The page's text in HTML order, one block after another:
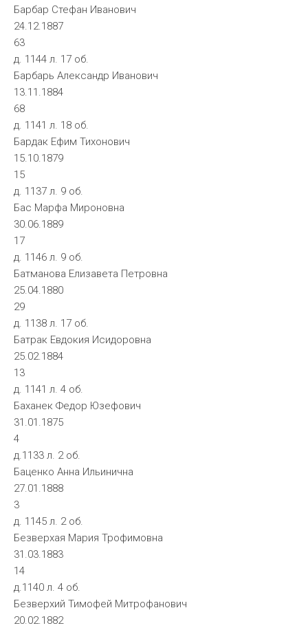
Барбар Стефан Иванович
24.12.1887
63
д. 1144 л. 17 об.
Барбарь Александр Иванович
13.11.1884
68
д. 1141 л. 18 об.
Бардак Ефим Тихонович
15.10.1879
15
д. 1137 л. 9 об.
Бас Марфа Мироновна
30.06.1889
17
д. 1146 л. 9 об.
Батманова Елизавета Петровна
25.04.1880
29
д. 1138 л. 17 об.
Батрак Евдокия Исидоровна
25.02.1884
13
д. 1141 л. 4 об.
Баханек Федор Юзефович
31.01.1875
4
д.1133 л. 2 об.
Баценко Анна Ильинична
27.01.1888
3
д. 1145 л. 2 об.
Безверхая Мария Трофимовна
31.03.1883
14
д.1140 л. 4 об.
Безверхий Тимофей Митрофанович
20.02.1882